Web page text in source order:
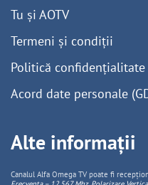
Tu și AOTV
Termeni și condiții
Politică confidențialitate
Acord date personale
Alte informații
Canalul Alfa Omega TV poate fi